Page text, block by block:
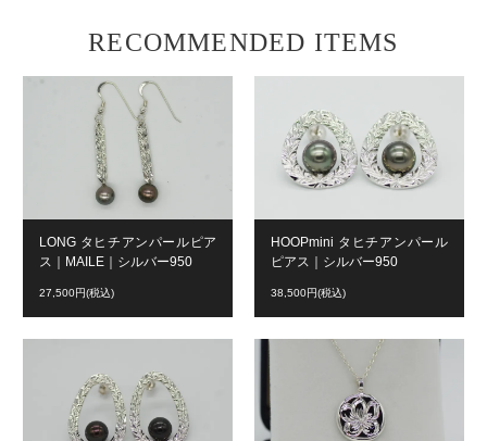
RECOMMENDED ITEMS
LONG タヒチアンパールピア
ス｜MAILE｜シルバー950
27,500円(税込)
HOOPmini タヒチアンパール
ピアス｜シルバー950
38,500円(税込)